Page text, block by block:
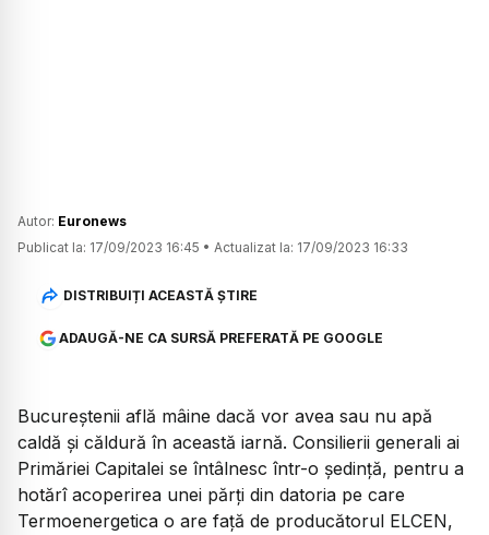
Autor: Euronews
Publicat la: 17/09/2023 16:45 • Actualizat la: 17/09/2023 16:33
DISTRIBUIȚI ACEASTĂ ȘTIRE
ADAUGĂ-NE CA SURSĂ PREFERATĂ PE GOOGLE
Bucureștenii află mâine dacă vor avea sau nu apă
caldă și căldură în această iarnă. Consilierii generali ai
Primăriei Capitalei se întâlnesc într-o ședință, pentru a
hotărî acoperirea unei părți din datoria pe care
Termoenergetica o are față de producătorul ELCEN,